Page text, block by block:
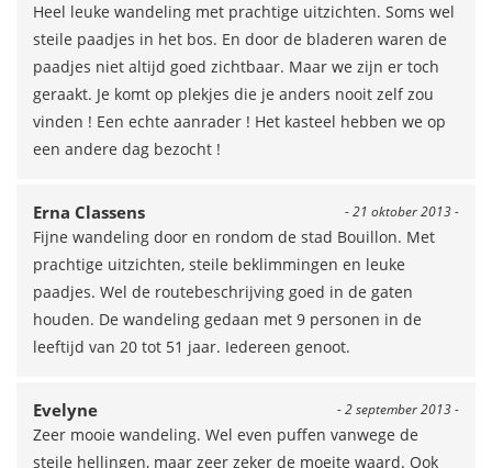
Heel leuke wandeling met prachtige uitzichten. Soms wel
steile paadjes in het bos. En door de bladeren waren de
paadjes niet altijd goed zichtbaar. Maar we zijn er toch
geraakt. Je komt op plekjes die je anders nooit zelf zou
vinden ! Een echte aanrader ! Het kasteel hebben we op
een andere dag bezocht !
- 21 oktober 2013 -
Erna Classens
Fijne wandeling door en rondom de stad Bouillon. Met
prachtige uitzichten, steile beklimmingen en leuke
paadjes. Wel de routebeschrijving goed in de gaten
houden. De wandeling gedaan met 9 personen in de
leeftijd van 20 tot 51 jaar. Iedereen genoot.
- 2 september 2013 -
Evelyne
Zeer mooie wandeling. Wel even puffen vanwege de
steile hellingen, maar zeer zeker de moeite waard. Ook